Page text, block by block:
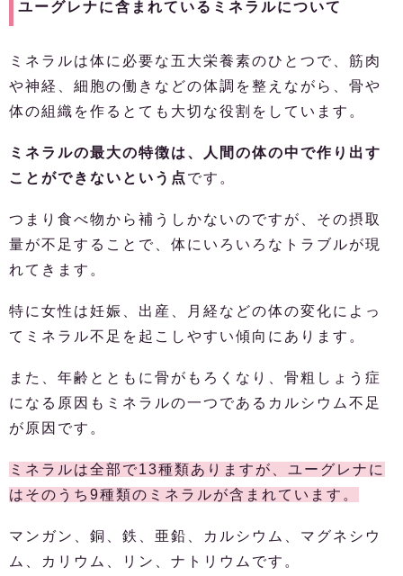
ユーグレナに含まれているミネラルについて
ミネラルは体に必要な五大栄養素のひとつで、筋肉
や神経、細胞の働きなどの体調を整えながら、骨や
体の組織を作るとても大切な役割をしています。
ミネラルの最大の特徴は、人間の体の中で作り出す
ことができないという点 です。
つまり食べ物から補うしかないのですが、その摂取
量が不足することで、体にいろいろなトラブルが現
れてきます。
特に女性は妊娠、出産、月経などの体の変化によっ
てミネラル不足を起こしやすい傾向にあります。
また、年齢とともに骨がもろくなり、骨粗しょう症
になる原因もミネラルの一つであるカルシウム不足
が原因です。
ミネラルは全部で13種類ありますが、ユーグレナに
はそのうち9種類のミネラルが含まれています。
マンガン、銅、鉄、亜鉛、カルシウム、マグネシウ
ム、カリウム、リン、ナトリウムです。